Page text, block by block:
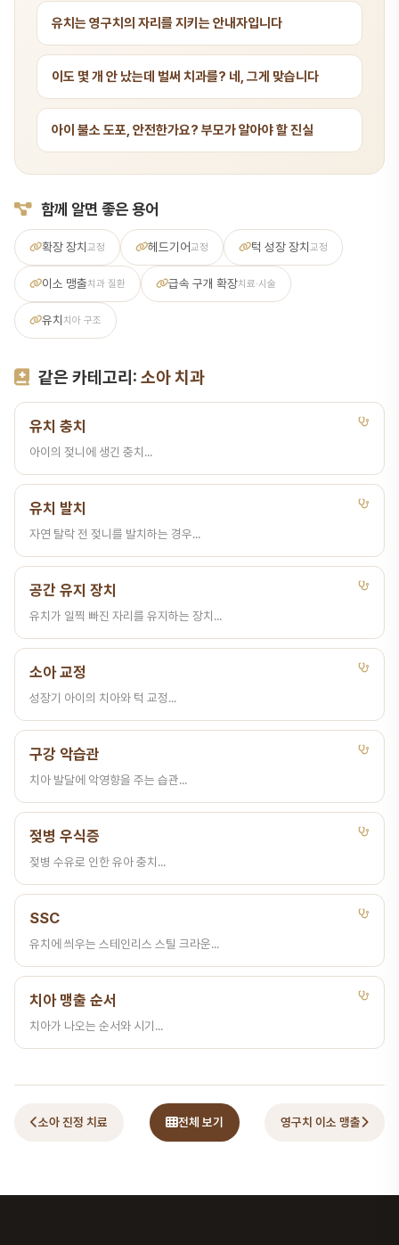
유치는 영구치의 자리를 지키는 안내자입니다
이도 몇 개 안 났는데 벌써 치과를? 네, 그게 맞습니다
아이 불소 도포, 안전한가요? 부모가 알아야 할 진실
함께 알면 좋은 용어
확장 장치교정 헤드기어교정 턱 성장 장치교정
이소 맹출치과 질환 급속 구개 확장치료·시술
유치 치아 구조
같은 카테고리: 소아 치과
유치 충치
아이의 젖니에 생긴 충치...
유치 발치
자연 탈락 전 젖니를 발치하는 경우...
공간 유지 장치
유치가 일찍 빠진 자리를 유지하는 장치...
소아 교정
성장기 아이의 치아와 턱 교정...
구강 악습관
치아 발달에 악영향을 주는 습관...
젖병 우식증
젖병 수유로 인한 유아 충치...
SSC
유치에 씌우는 스테인리스 스틸 크라운...
치아 맹출 순서
치아가 나오는 순서와 시기...
소아 진정 치료 전체 보기 영구치 이소 맹출